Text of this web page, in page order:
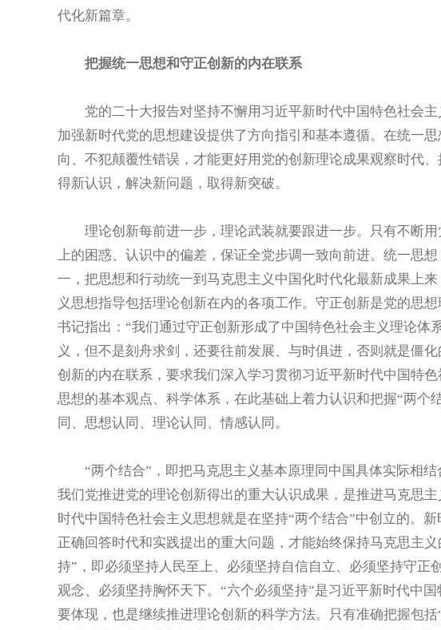
代化新篇章。
把握统一思想和守正创新的内在联系
党的二十大报告对坚持不懈用习近平新时代中国特色社会主
加强新时代党的思想建设提供了方向指引和基本遵循。在统一
向、不犯颠覆性错误，才能更好用党的创新理论成果观察时代
得新认识，解决新问题，取得新突破。
理论创新每前进一步，理论武装就要跟进一步。只有不断用
上的困惑、认识中的偏差，保证全党步调一致向前进。统一思
一，把思想和行动统一到马克思主义中国化时代化最新成果上
义思想指导包括理论创新在内的各项工作。守正创新是党的思
书记指出：“我们通过守正创新形成了中国特色社会主义理论体
义，但不是刻舟求剑，还要往前发展、与时俱进，否则就是僵
创新的内在联系，要求我们深入学习贯彻习近平新时代中国特
思想的基本观点、科学体系，在此基础上着力认识和把握“两个
同、思想认同、理论认同、情感认同。
“两个结合”，即把马克思主义基本原理同中国具体实际相结
我们党推进党的理论创新得出的重大认识成果，是推进马克思
时代中国特色社会主义思想就是在坚持“两个结合”中创立的。
正确回答时代和实践提出的重大问题，才能始终保持马克思主
持”，即必须坚持人民至上、必须坚持自信自立、必须坚持守正
观念、必须坚持胸怀天下。“六个必须坚持”是习近平新时代中
要体现，也是继续推进理论创新的科学方法。只有准确把握包